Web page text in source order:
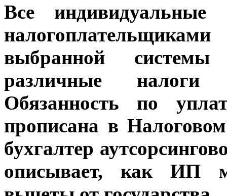
Все индивидуальные
выбранной системы
различные налоги
Обязанность по
прописана в
бухгалтер
описывает, как ИП